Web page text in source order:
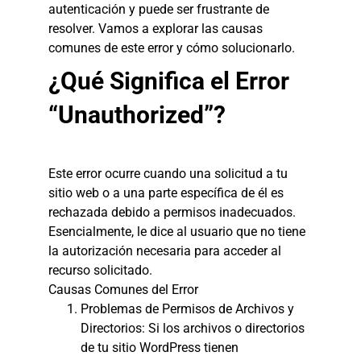
autenticación y puede ser frustrante de
resolver. Vamos a explorar las causas
comunes de este error y cómo solucionarlo.
¿Qué Significa el Error
“Unauthorized”?
Este error ocurre cuando una solicitud a tu
sitio web o a una parte específica de él es
rechazada debido a permisos inadecuados.
Esencialmente, le dice al usuario que no tiene
la autorización necesaria para acceder al
recurso solicitado.
Causas Comunes del Error
Problemas de Permisos de Archivos y
Directorios: Si los archivos o directorios
de tu sitio WordPress tienen